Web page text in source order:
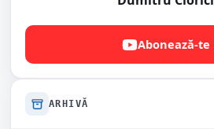
Abonează-te
ARHIVĂ